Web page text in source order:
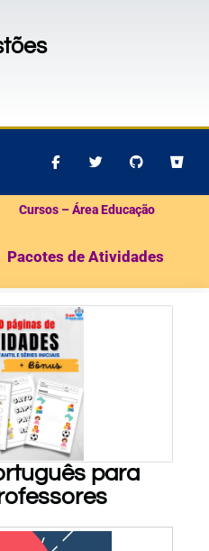
Cursos – Área Educação
Pacotes de Atividades
para